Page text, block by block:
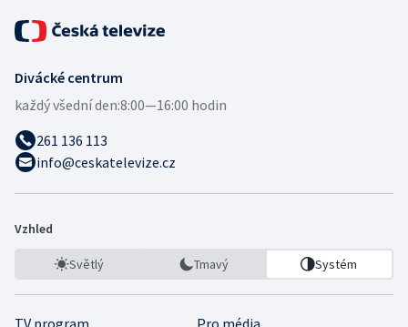
Divácké centrum
každý všední den:8:00—16:00 hodin
261 136 113
info@ceskatelevize.cz
Vzhled
Světlý Tmavý Systém
TV program Pro média